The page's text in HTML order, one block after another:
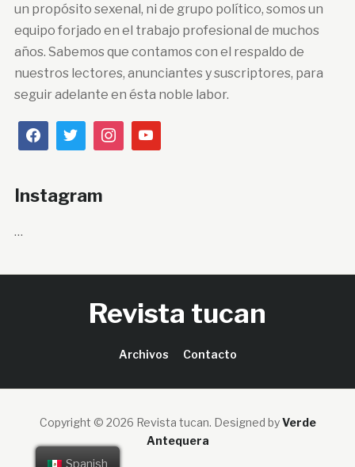
un propósito sexenal, ni de grupo político, somos un
equipo forjado en el trabajo profesional de muchos
años. Sabemos que contamos con el respaldo de
nuestros lectores, anunciantes y suscriptores, para
seguir adelante en ésta noble labor.
Instagram
…
Revista tucan
Archivos Contacto
Copyright © 2026 Revista tucan. Designed byVerde
Antequera
Spanish